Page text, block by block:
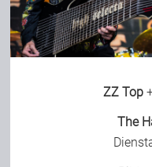
Bild-Archiv
ZZ Top
The